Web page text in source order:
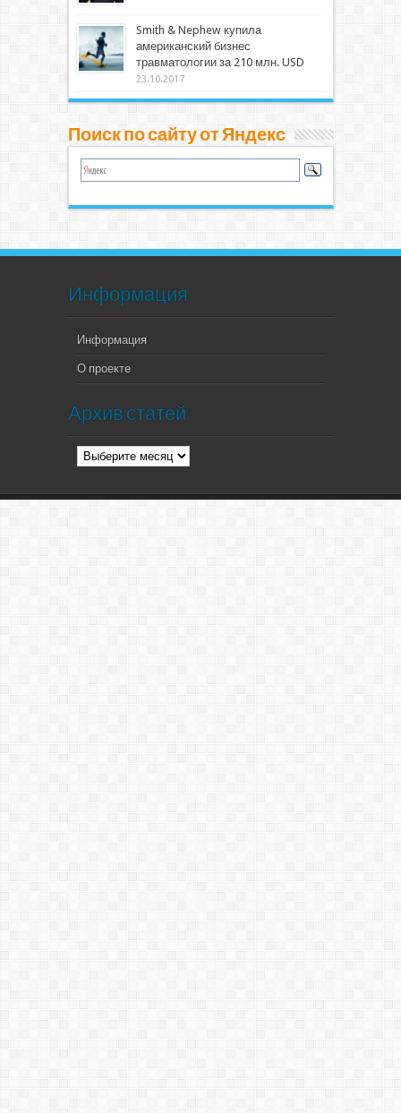
Smith & Nephew купила
американский бизнес
травматологии за 210 млн. USD
23.10.2017
Поиск по сайту от Яндекс
Информация
Информация
О проекте
Архив статей
Архив
статей